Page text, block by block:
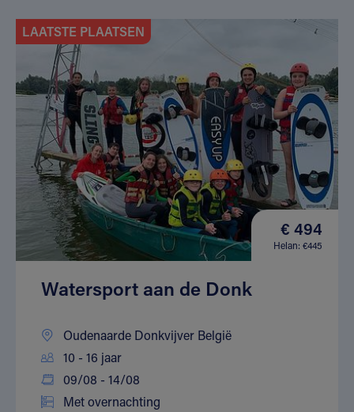
LAATSTE PLAATSEN
€ 494
Helan: €445
Watersport aan de Donk
Oudenaarde Donkvijver België
10 - 16 jaar
09/08 - 14/08
Met overnachting